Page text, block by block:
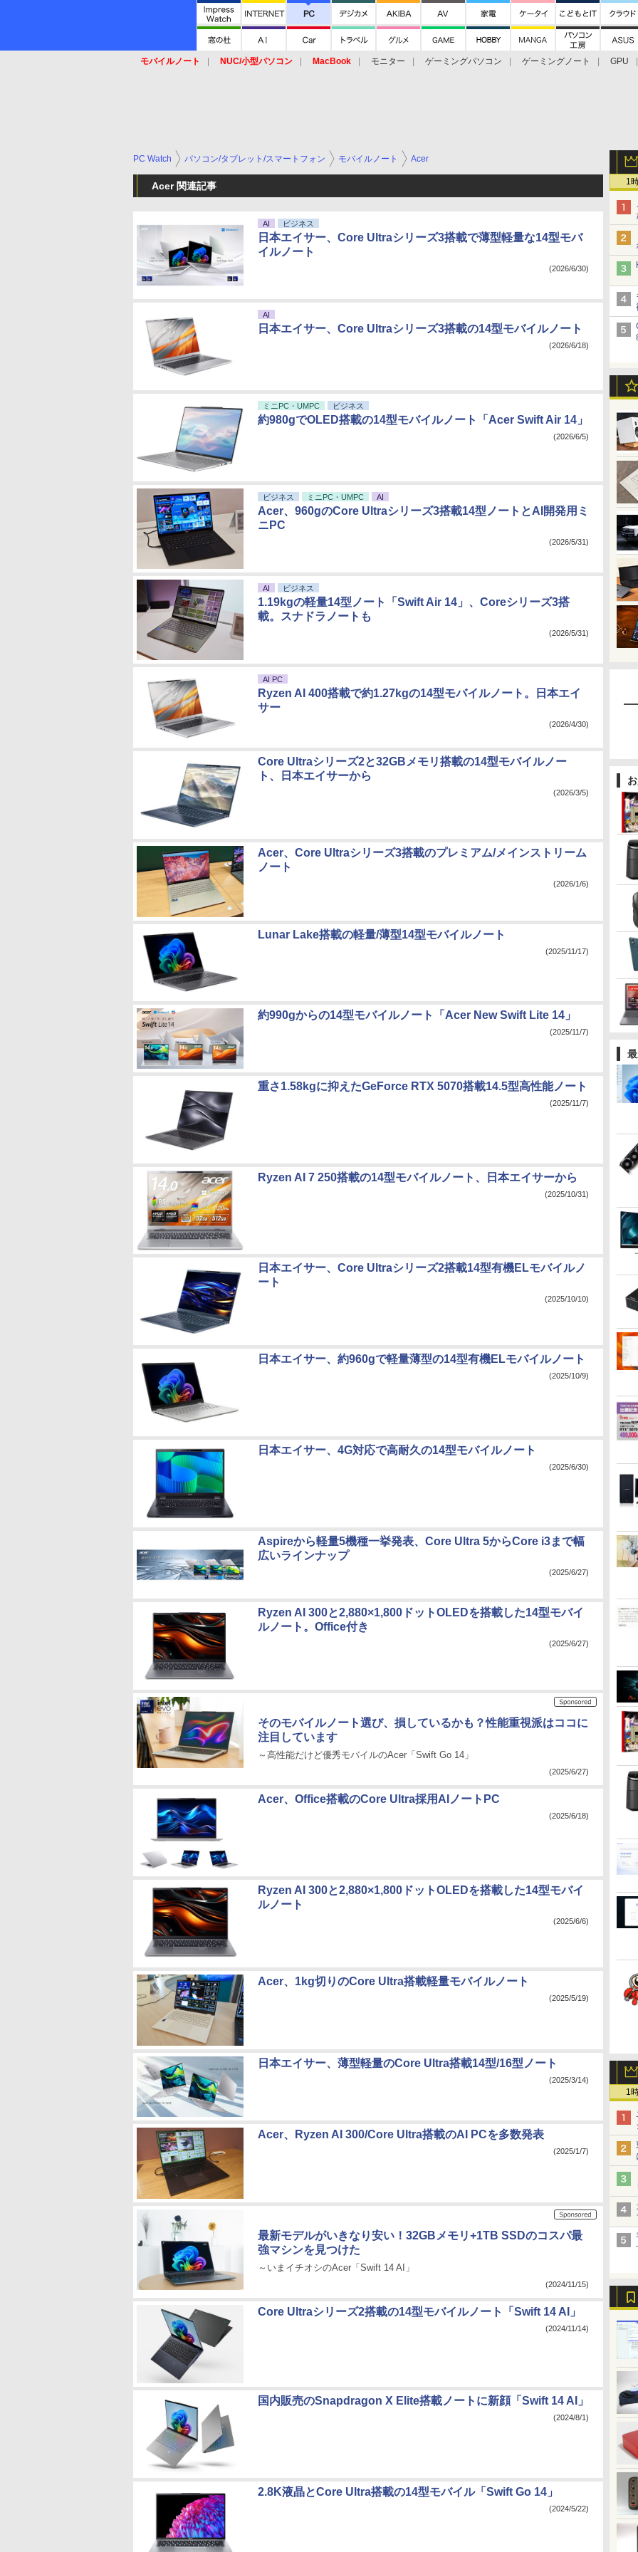
モバイルノート NUC/小型パソコン MacBook モニター ゲーミングパソコン ゲーミングノート
GPU
1
1
PC Watch パソコン/タブレット/スマートフォン モバイルノート Acer
Acer 関連記事
AI ビジネス
日本エイサー、Core Ultraシリーズ3搭載で薄型軽量な14型モバ
イルノート
(2026/6/30)
AI
日本エイサー、Core Ultraシリーズ3搭載の14型モバイルノート
(2026/6/18)
ミニPC・UMPC ビジネス
約980gでOLED搭載の14型モバイルノート「Acer Swift Air 14」
(2026/6/5)
ビジネス ミニPC・UMPC AI
Acer、960gのCore Ultraシリーズ3搭載14型ノートとAI開発用ミ
ニPC
(2026/5/31)
AI ビジネス
1.19kgの軽量14型ノート「Swift Air 14」、Coreシリーズ3搭
載。スナドラノートも
(2026/5/31)
AI PC
Ryzen AI 400搭載で約1.27kgの14型モバイルノート。日本エイ
サー
(2026/4/30)
Core Ultraシリーズ2と32GBメモリ搭載の14型モバイルノー
ト、日本エイサーから
(2026/3/5)
Acer、Core Ultraシリーズ3搭載のプレミアム/メインストリーム
ノート
(2026/1/6)
Lunar Lake搭載の軽量/薄型14型モバイルノート
(2025/11/17)
約990gからの14型モバイルノート「Acer New Swift Lite 14」
(2025/11/7)
重さ1.58kgに抑えたGeForce RTX 5070搭載14.5型高性能ノート
(2025/11/7)
Ryzen AI 7 250搭載の14型モバイルノート、日本エイサーから
(2025/10/31)
日本エイサー、Core Ultraシリーズ2搭載14型有機ELモバイルノ
ート
(2025/10/10)
日本エイサー、約960gで軽量薄型の14型有機ELモバイルノート
(2025/10/9)
日本エイサー、4G対応で高耐久の14型モバイルノート
(2025/6/30)
Aspireから軽量5機種一挙発表、Core Ultra 5からCore i3まで幅
広いラインナップ
(2025/6/27)
Ryzen AI 300と2,880×1,800ドットOLEDを搭載した14型モバイ
ルノート。Office付き
(2025/6/27)
そのモバイルノート選び、損しているかも？性能重視派はココに
注目しています
～高性能だけど優秀モバイルのAcer「Swift Go 14」
(2025/6/27)
Acer、Office搭載のCore Ultra採用AIノートPC
(2025/6/18)
Ryzen AI 300と2,880×1,800ドットOLEDを搭載した14型モバイ
ルノート
(2025/6/6)
Acer、1kg切りのCore Ultra搭載軽量モバイルノート
(2025/5/19)
日本エイサー、薄型軽量のCore Ultra搭載14型/16型ノート
(2025/3/14)
Acer、Ryzen AI 300/Core Ultra搭載のAI PCを多数発表
(2025/1/7)
最新モデルがいきなり安い！32GBメモリ+1TB SSDのコスパ最
強マシンを見つけた
～いまイチオシのAcer「Swift 14 AI」
(2024/11/15)
Core Ultraシリーズ2搭載の14型モバイルノート「Swift 14 AI」
(2024/11/14)
国内販売のSnapdragon X Elite搭載ノートに新顔「Swift 14 AI」
(2024/8/1)
2.8K液晶とCore Ultra搭載の14型モバイル「Swift Go 14」
(2024/5/22)